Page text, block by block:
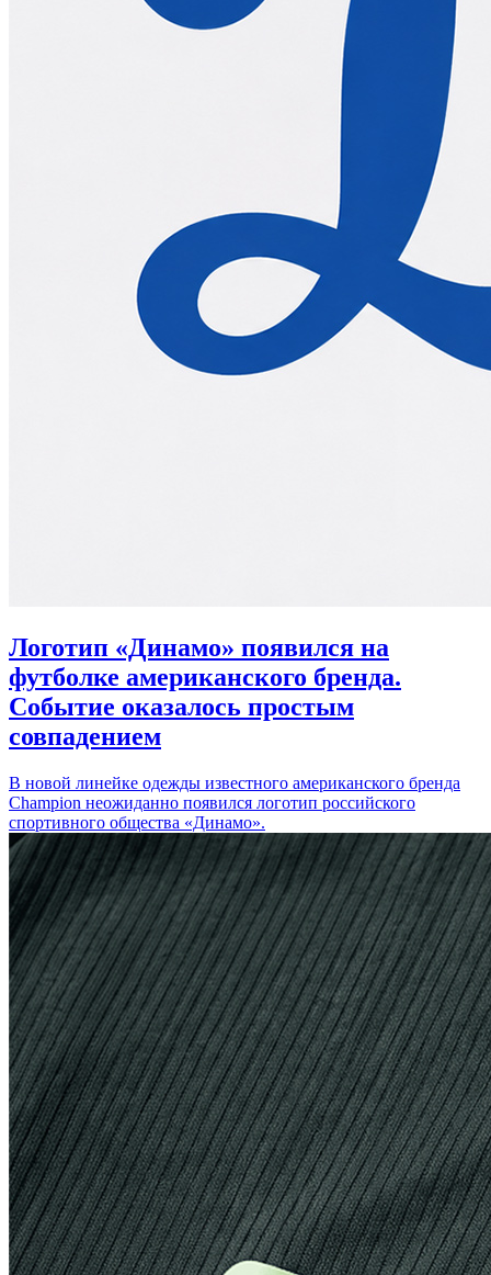
Логотип «Динамо» появился на
футболке американского бренда.
Событие оказалось простым
совпадением
В новой линейке одежды известного американского бренда
Champion неожиданно появился логотип российского
спортивного общества «Динамо».